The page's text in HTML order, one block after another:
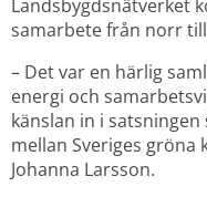
Landsbygdsnätverket
samarbete från norr
– Det var en härlig
energi och
känslan in i
mellan Sveriges
Johanna Larsson.